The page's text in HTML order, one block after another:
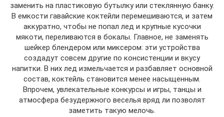
заменить на пластиковую бутылку или стеклянную банку.
В емкости гавайские коктейли перемешиваются, и затем
аккуратно, чтобы не попал лед и крупные кусочки
мякоти, переливаются в бокалы. Главное, не заменять
шейкер блендером или миксером: эти устройства
создадут совсем другие по консистенции и вкусу
напитки. В них лед измельчается и разбавляет основной
состав, коктейль становится менее насыщенным.
Впрочем, увлекательные конкурсы и игры, танцы и
атмосфера безудержного веселья вряд ли позволят
заметить такую мелочь.